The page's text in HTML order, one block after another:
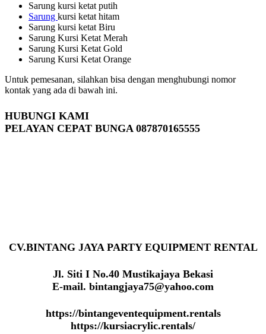
Sarung kursi ketat putih
Sarung kursi ketat hitam
Sarung kursi ketat Biru
Sarung Kursi Ketat Merah
Sarung Kursi Ketat Gold
Sarung Kursi Ketat Orange
Untuk pemesanan, silahkan bisa dengan menghubungi nomor
kontak yang ada di bawah ini.
HUBUNGI KAMI
PELAYAN CEPAT BUNGA 087870165555
CV.BINTANG JAYA PARTY EQUIPMENT RENTAL
Jl. Siti I No.40 Mustikajaya Bekasi
E-mail. bintangjaya75@yahoo.com
https://bintangeventequipment.rentals
https://kursiacrylic.rentals/